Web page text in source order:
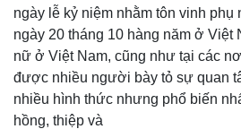
ngày lễ kỷ niệm nhằm tôn vinh
ngày 20 tháng 10 hàng năm ở Việt
nữ ở Việt Nam, cũng như tại các
được nhiều người bày tỏ sự quan
nhiều hình thức nhưng phổ biến
hồng, thiệp và